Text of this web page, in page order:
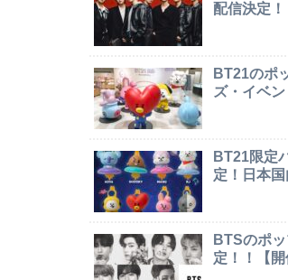
配信決定！
BT21のポ
ズ・イベン
BT21限定
定！日本
BTSのポ
定！！【